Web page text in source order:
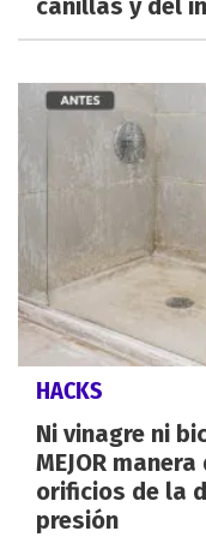
canillas y del
HACKS
Ni vinagre ni
MEJOR
orificios de la
presión